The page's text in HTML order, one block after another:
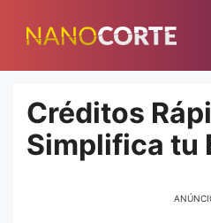
para
conteúdo
Créditos
Simplifica tu